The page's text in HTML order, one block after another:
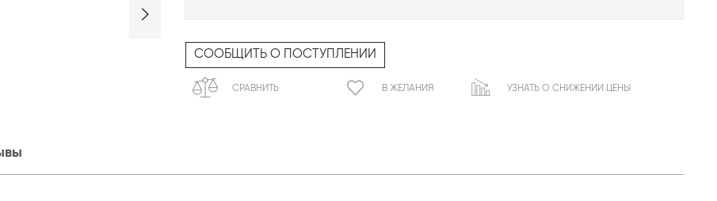
СООБЩИТЬ О ПОСТУПЛЕНИИ
СРАВНИТЬ В ЖЕЛАНИЯ УЗНАТЬ О СНИЖЕНИИ ЦЕНЫ